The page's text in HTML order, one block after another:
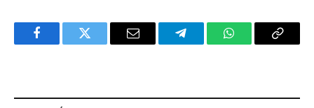
FacebookTwitter Email TelegramWhatsAppCopy